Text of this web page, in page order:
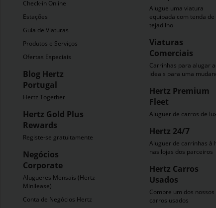
Check-in Online
Estações
Guia de Viaturas
Produtos e Serviços
Ofertas Especiais
Blog Hertz
Portugal
Hertz Together
Hertz Gold Plus
Rewards
Registe-se gratuitamente
Negócios
Corporate
Alugueres Mensais (Hertz
Minilease)
Conta de Negócios Hertz
Alugue uma viatura
equipada com tenda de
tejadilho
Viaturas
Comerciais
Carrinhas para alugar
ideais para uma
Hertz Premium
Fleet
Aluguer de carros de
Hertz 24/7
Aluguer de carrinhas à
nas lojas dos parceiros
Hertz Carros
Usados
Compre um dos nossos
carros usados